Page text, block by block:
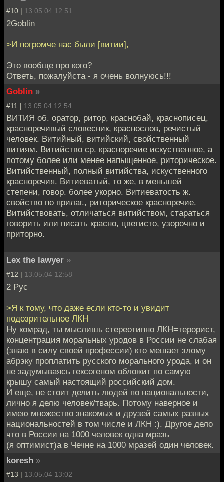
#10 | 13.05.04 12:51
2Goblin
>И погромче нас были [витии],
Это вообще про кого?
Ответь, пожалуйста - я очень волнуюсь!!!
Goblin »
#11 | 13.05.04 12:54
ВИТИЯ об. оратор, ритор, краснобай, краснописец,
красноречивый словесник, краснослов, речистый
человек. Витийный, витийский, свойственный
витиям. Витийство ср. красноречие искуственное, а
потому более или менее напыщенное, риторическое.
Витийственный, полный витийства, искуственного
красноречия. Витиеватый, то же, в меньшей
степени, говор. более укорно. Витиеватость ж.
свойство по прилаг., риторическое красноречие.
Витийствовать, отличаться витийством, стараться
говорить или писать красно, цветисто, узорочно и
приторно.
Lex the lawyer »
#12 | 13.05.04 12:58
2 Рус
>Я к тому, что даже если кто-то и увидит
подозрительное ЛКН
Ну комрад, ты мыслишь стереотипно ЛКН=терорист,
концентрация моральных уродов в России не слабая
(знаю в силу своей профессии) кто мешает злому
абрэку проплатить русского морального урода, и он
не задумываясь гексогеном обложит по самую
крышу самый настоящий российский дом.
И еще, не стоит делить людей по национальности,
лично я делю человек/тварь. Потому наверное и
имею множество знакомых и друзей самых разных
национальностей в том числе и ЛКН :). Другое дело
что в России на 1000 человек одна мразь
(я оптимист)а в Чечне на 1000 мразей один человек.
koresh »
#13 | 13.05.04 13:02